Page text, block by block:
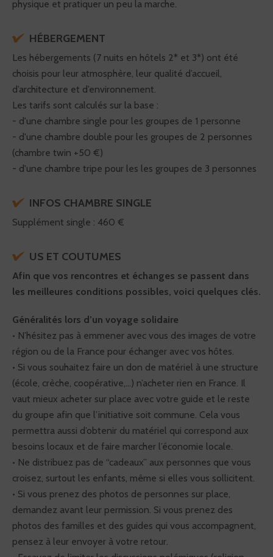
physique et pratiquer un peu la marche.
HÉBERGEMENT
Les hébergements (7 nuits en hôtels 2* et 3*) ont été
choisis pour leur atmosphère, leur qualité d’accueil,
d’architecture et d’environnement.
Les tarifs sont calculés sur la base :
- d'une chambre single pour les groupes de 1 personne
- d'une chambre double pour les groupes de 2 personnes
(chambre twin +50 €)
- d'une chambre tripe pour les les groupes de 3 personnes
INFOS CHAMBRE SINGLE
Supplément single : 460 €
US ET COUTUMES
Afin que vos rencontres et échanges se passent dans
les meilleures conditions possibles, voici quelques clés.
Généralités lors d’un voyage solidaire
• N’hésitez pas à emmener avec vous des images de votre
région ou de la France pour échanger avec vos hôtes.
• Si vous souhaitez faire un don de matériel à une structure
(école, crèche, coopérative,...) n’acheter rien en France. Il
vaut mieux acheter sur place avec votre guide et le reste
du groupe afin que l’initiative soit commune. Cela vous
permettra aussi d’obtenir du matériel qui correspond aux
besoins locaux et de faire marcher l’économie locale.
• Ne distribuez pas de “cadeaux” aux personnes que vous
croisez, surtout les enfants, même si elles vous sollicitent.
• Si vous prenez des photos de personnes sur place,
demandez avant leur permission. Si vous prenez des
photos des familles et des guides qui vous accompagnent,
pensez à leur envoyer à votre retour.